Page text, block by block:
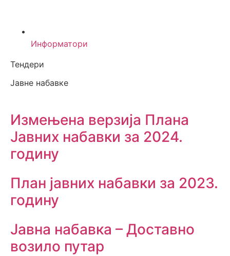
Информатори
Тендери
Јавне набавке
Измењенa верзијa Плана
Јавних набавки за 2024.
годину
План јавних набавки за 2023.
годину
Јавна набавка – Доставно
возило путар